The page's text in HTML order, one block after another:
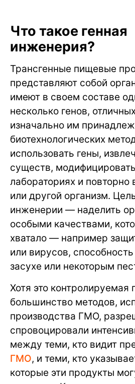
Что такое генная
инженерия?
Трансгенные пищевые
представляют собой
имеют в своем составе
несколько генов,
изначально им
биотехнологических
использовать гены,
существ,
лабораториях и повторно
или другой организм.
инженерии — наделить
особыми качествами,
хватало — например
или вирусов,
засухе или некоторым
Хотя это контролируемая
большинство методов,
производства ГМО,
спровоцировали
между теми, кто видит
ГМО, и теми, кто
которые эти продукты